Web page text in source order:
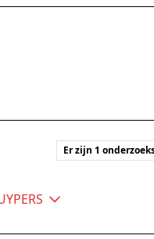
Er zijn 1